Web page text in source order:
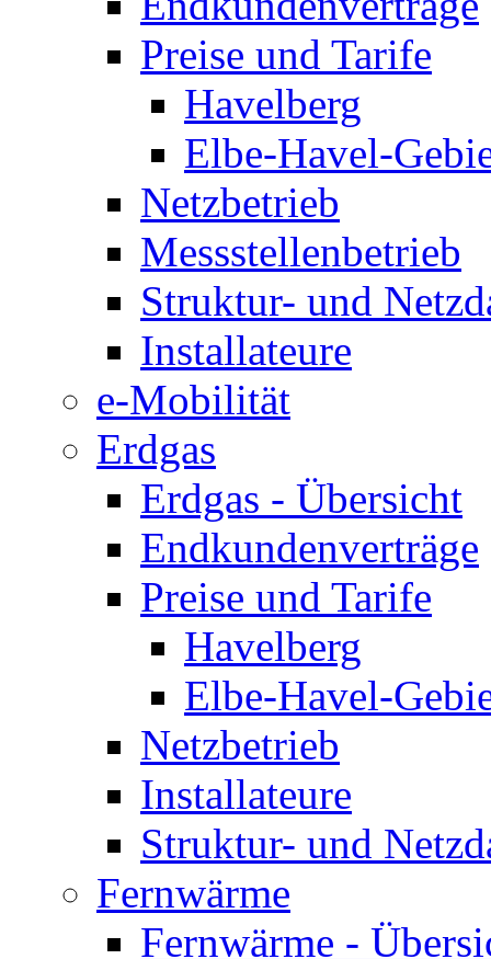
Preise und Tarife
Havelberg
Elbe-Havel-
Netzbetrieb
Messstellenbetrieb
Struktur- und
Installateure
e-Mobilität
Erdgas
Erdgas - Übersicht
Endkundenverträge
Preise und Tarife
Havelberg
Elbe-Havel-
Netzbetrieb
Installateure
Struktur- und
Fernwärme
Fernwärme -